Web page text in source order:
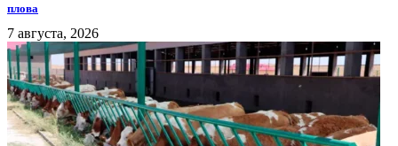
плова
7 августа, 2026